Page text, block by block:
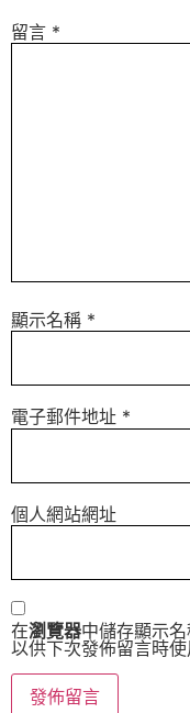
留言 *
顯示名稱 *
電子郵件地址 *
個人網站網址
在瀏覽器中儲存顯示
以供下次發佈留言時使